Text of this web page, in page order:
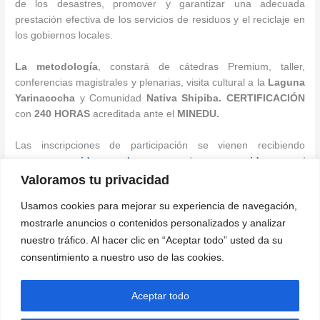
Valoramos tu privacidad
Usamos cookies para mejorar su experiencia de navegación,
mostrarle anuncios o contenidos personalizados y analizar
nuestro tráfico. Al hacer clic en “Aceptar todo” usted da su
consentimiento a nuestro uso de las cookies.
Aceptar todo
de los desastres, promover y garantizar una adecuada
prestación efectiva de los servicios de residuos y el reciclaje en
los gobiernos locales.
La metodología, constará de cátedras Premium, taller,
conferencias magistrales y plenarias, visita cultural a laLaguna
Yarinacocha y Comunidad Nativa Shipiba. CERTIFICACIÓN
con240 HORAS acreditada ante el MINEDU.
Las inscripciones de participación se vienen recibiendo
www.ongideas.org/xcongreso / www.ongideas.org
/
Teléf.: 01-6936921 / WhatsApp: 999935969 / 989770058.
Oficina de Prensa y Comunicaciones
Corporación Ideas Perú
(WhatsApp) 999935969